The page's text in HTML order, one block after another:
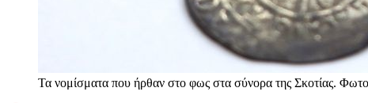
Τα νομίσματα που ήρθαν στο φως στα σύνορα της Σκοτίας.